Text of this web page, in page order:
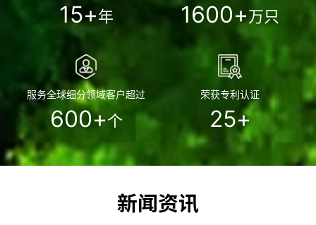
15+年 1600+万只
服务全球细分领域客户超过
600+个
荣获专利认证
25+
新闻资讯